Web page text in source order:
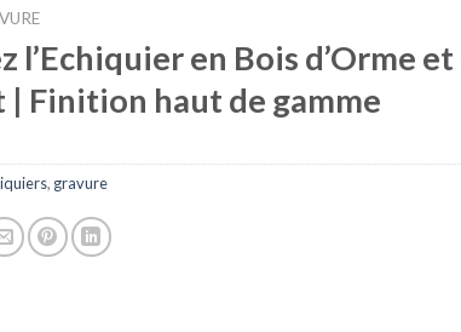
l’Echiquier en Bois d’Orme
Finition haut de gamme
, gravure